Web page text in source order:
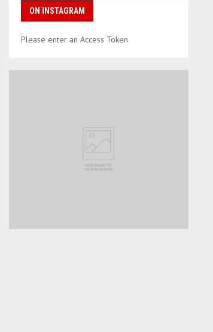
ON INSTAGRAM
Please enter an Access Token